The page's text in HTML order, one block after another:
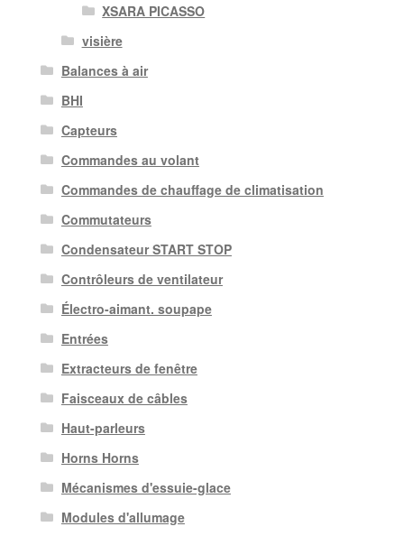
XSARA PICASSO
visière
Balances à air
BHI
Capteurs
Commandes au volant
Commandes de chauffage de climatisation
Commutateurs
Condensateur START STOP
Contrôleurs de ventilateur
Électro-aimant. soupape
Entrées
Extracteurs de fenêtre
Faisceaux de câbles
Haut-parleurs
Horns Horns
Mécanismes d'essuie-glace
Modules d'allumage